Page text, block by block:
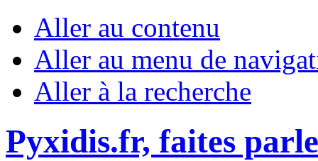
Aller au contenu
Aller au menu de
Aller à la recherche
Pyxidis.fr, faites